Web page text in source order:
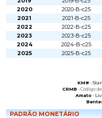
2020
2020-B-c25
2021
2021-B-c25
2022
2022-B-c25
2023
2023-B-c25
2024
2024-B-c25
2025
2025-B-c25
KM# -
CRMB -Código
Amato -
PADRÃO MONETÁRIO